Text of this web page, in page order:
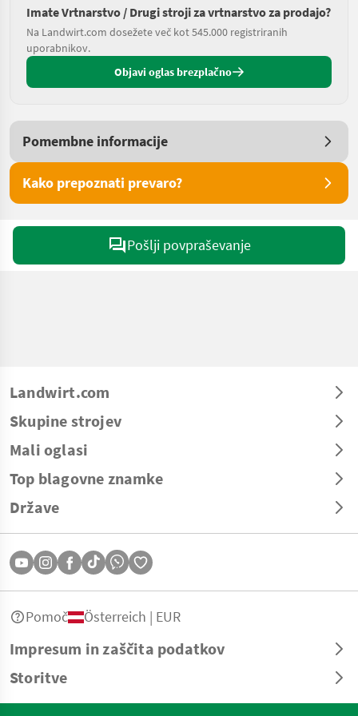
Imate Vrtnarstvo / Drugi stroji za vrtnarstvo za prodajo?
Na Landwirt.com dosežete več kot 545.000 registriranih
uporabnikov.
Objavi oglas brezplačno
Pomembne informacije
Kako prepoznati prevaro?
Pošlji povpraševanje
Landwirt.com
Skupine strojev
Mali oglasi
Top blagovne znamke
Države
Impresum in zaščita podatkov
Storitve
Pomoč Österreich | EUR